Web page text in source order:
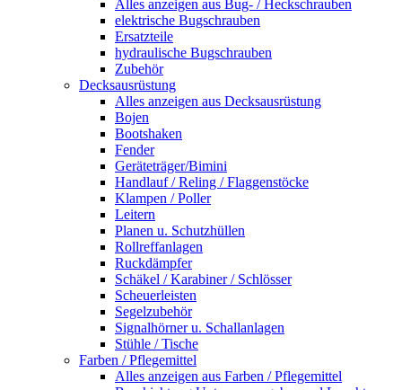
Alles anzeigen aus Bug- / Heckschrauben
elektrische Bugschrauben
Ersatzteile
hydraulische Bugschrauben
Zubehör
Decksausrüstung
Alles anzeigen aus Decksausrüstung
Bojen
Bootshaken
Fender
Geräteträger/Bimini
Handlauf / Reling / Flaggenstöcke
Klampen / Poller
Leitern
Planen u. Schutzhüllen
Rollreffanlagen
Ruckdämpfer
Schäkel / Karabiner / Schlösser
Scheuerleisten
Segelzubehör
Signalhörner u. Schallanlagen
Stühle / Tische
Farben / Pflegemittel
Alles anzeigen aus Farben / Pflegemittel